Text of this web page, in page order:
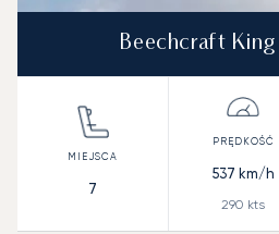
Beechcraft
7
537 km/h
290 kts